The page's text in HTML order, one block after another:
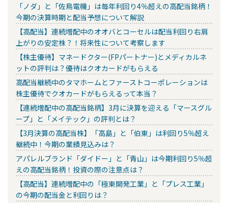
「ノダ」と「佐鳥電機」は毎年利回り4％超えの高配当銘柄！
今期の決算時期と配当予想について解説
【高配当】連続増配中のオオバとコーセルは配当利回り右肩
上がりの安定株？！将来性について考察します
【株主優待】マネードクター(FPパートナー)とメディカルネ
ットの評判は？優待はクオカードがもらえる
高配当継続中のタマホームとファーストコーポレーションは
株主優待でクオカードがもらえるって本当？
【連続増配中の高配当銘柄】3月に決算を迎える「マースグル
ープ」と「メイテック」の評判とは？
【3月決算の高配当株】「高島」と「伯東」は利回り5％超え
継続中！今期の業績見込みは？
アパレルブランド「ダイドー」と「青山」は今期利回り5％超
えの高配当銘柄！投資の際の注意点は？
【高配当】連続増配中の「極東開発工業」と「プレス工業」
の今期の配当金と利回りは？